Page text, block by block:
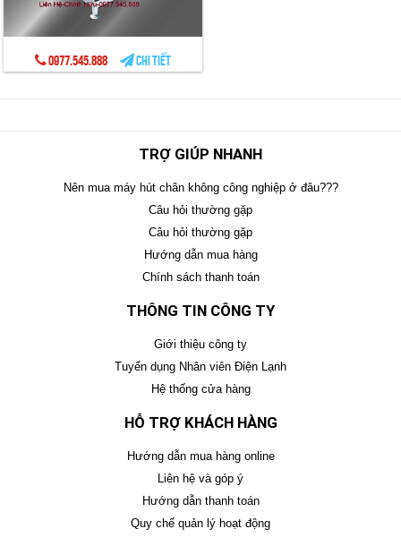
0977.545.888 Chi tiết
TRỢ GIÚP NHANH
Nên mua máy hút chân không công nghiệp ở đâu???
Câu hỏi thường gặp
Câu hỏi thường gặp
Hướng dẫn mua hàng
Chính sách thanh toán
THÔNG TIN CÔNG TY
Giới thiệu công ty
Tuyển dụng Nhân viên Điện Lạnh
Hệ thống cửa hàng
HỖ TRỢ KHÁCH HÀNG
Hướng dẫn mua hàng online
Liên hệ và góp ý
Hướng dẫn thanh toán
Quy chế quản lý hoạt động